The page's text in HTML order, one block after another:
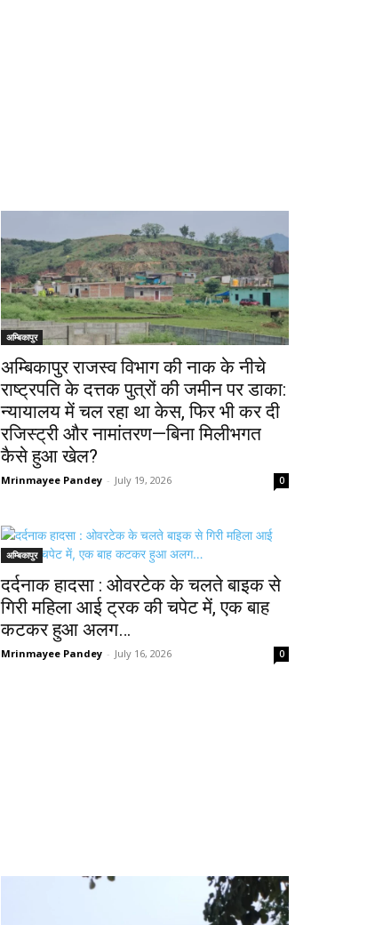
अम्बिकापुर
अम्बिकापुर राजस्व विभाग की नाक के नीचे
राष्ट्रपति के दत्तक पुत्रों की जमीन पर डाका:
न्यायालय में चल रहा था केस, फिर भी कर दी
रजिस्ट्री और नामांतरण—बिना मिलीभगत
कैसे हुआ खेल?
Mrinmayee Pandey - July 19, 2026 0
अम्बिकापुर
दर्दनाक हादसा : ओवरटेक के चलते बाइक से
गिरी महिला आई ट्रक की चपेट में, एक बाह
कटकर हुआ अलग…
Mrinmayee Pandey - July 16, 2026 0